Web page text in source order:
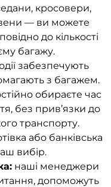
кросовери,
— ви можете
до кількості
багажу.
забезпечують
з багажем.
обираєте час
без прив’язки до
транспорту.
або банківська
вибір.
наші менеджери
допоможуть